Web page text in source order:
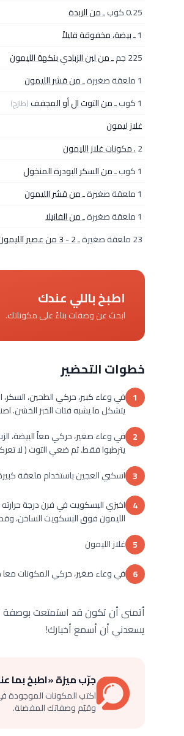
0.25 كوب
ـ من الزبدة
1ـ بيضة، مخفوقة قليلاً
225 جم
ـ من لبن الزبادي بنكهة الليمون
1 ملعقة صغيرة
ـ من قشر الليمون
1 كوب
ـ من التوت ال أو المجفف(طازج)
غلاز ليمون
2. مكونات غلاز الليمون
1 كوب
ـ من السكر البودرة المنخول
1 ملعقة صغيرة
ـ من قشر الليمون
1 ملعقة صغيرة
ـ من الفانيلا
23 ملعقة صغيرة
ـ 2 - 3 من عصير الليمون
اطبخ باللي عندك
ابحث عن وصفات بناءً على مكوناتك.
خطوات التحضير
1 في وعاء كبير، حركي الطحين، السكر،
يتشكل ما يشبه فتات الخبز الخشن.
2 في وعاء صغير، حركي معاً البيضة،
يترطبوا فقط. ثم ضعي التوت ( لا
3 اسكبي العجين باستخدام ملعقة
4
الليمون فوق البسكويت الساخن،
5 غلاز الليمون
6 في وعاء صغير، حركي المكونات
أتمنى أن تكون قد استمتعت بوصفة
يسعدني أن أسمع أخبارك!
جرّب ميزة «اطبخ بما
اكتب المكونات الموجودة
وقيّم وصفاتك المفضلة.